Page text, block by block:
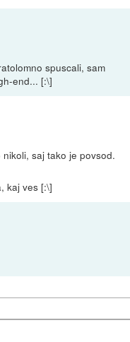
spuscali, sam
end... [:\]
saj tako je povsod.
kaj ves [:\]